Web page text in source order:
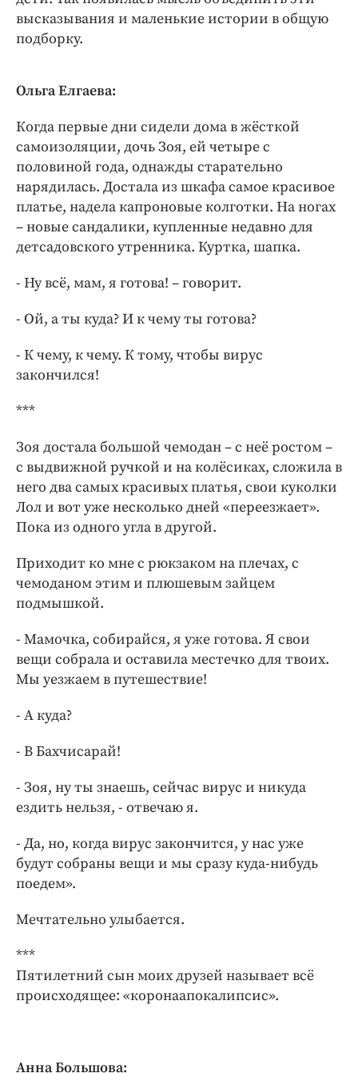
высказывания и маленькие истории в общую
подборку.
Ольга Елгаева:
Когда первые дни сидели дома в жёсткой
самоизоляции, дочь Зоя, ей четыре с
половиной года, однажды старательно
нарядилась. Достала из шкафа самое красивое
платье, надела капроновые колготки. На ногах
– новые сандалики, купленные недавно для
детсадовского утренника. Куртка, шапка.
- Ну всё, мам, я готова! – говорит.
- Ой, а ты куда? И к чему ты готова?
- К чему, к чему. К тому, чтобы вирус
закончился!
***
Зоя достала большой чемодан – с неё ростом –
с выдвижной ручкой и на колёсиках, сложила в
него два самых красивых платья, свои куколки
Лол и вот уже несколько дней «переезжает».
Пока из одного угла в другой.
Приходит ко мне с рюкзаком на плечах, с
чемоданом этим и плюшевым зайцем
подмышкой.
- Мамочка, собирайся, я уже готова. Я свои
вещи собрала и оставила местечко для твоих.
Мы уезжаем в путешествие!
- А куда?
- В Бахчисарай!
- Зоя, ну ты знаешь, сейчас вирус и никуда
ездить нельзя, - отвечаю я.
- Да, но, когда вирус закончится, у нас уже
будут собраны вещи и мы сразу куда-нибудь
поедем».
Мечтательно улыбается.
***
Пятилетний сын моих друзей называет всё
происходящее: «коронаапокалипсис».
Анна Большова: